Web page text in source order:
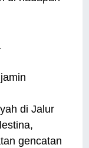
di Jalur
gencatan